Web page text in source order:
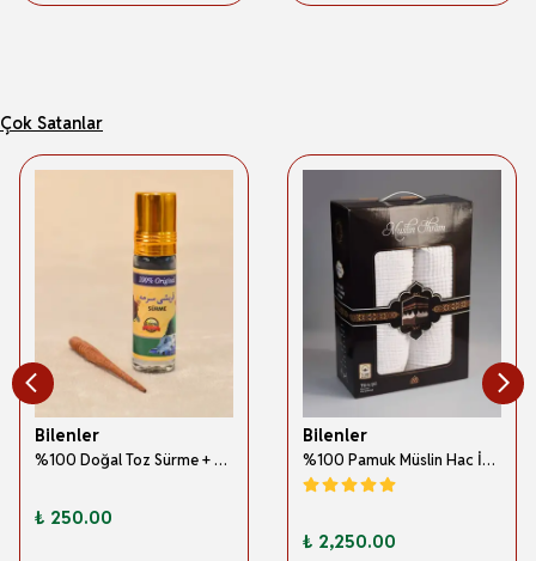
Çok Satanlar
Bilenler
%100 Doğal Toz Sürme + Ahşap Sürme Çubuğu | Geleneksel ve Orijinal Göz Sürmesi
₺ 250.00
Bilenler
%100 Pamuk Müslin Hac İhramı – Hafif; Dikişsiz ve Antibakteriyel
₺ 2,250.00